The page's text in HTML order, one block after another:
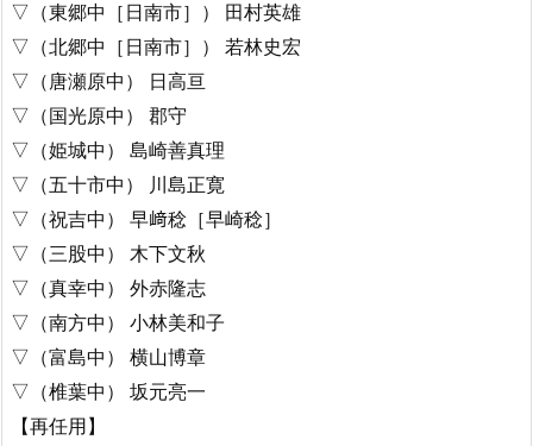
▽（東郷中［日南市］） 田村英雄
▽（北郷中［日南市］） 若林史宏
▽（唐瀬原中） 日高亘
▽（国光原中） 郡守
▽（姫城中） 島崎善真理
▽（五十市中） 川島正寛
▽（祝吉中） 早﨑稔［早崎稔］
▽（三股中） 木下文秋
▽（真幸中） 外赤隆志
▽（南方中） 小林美和子
▽（富島中） 横山博章
▽（椎葉中） 坂元亮一
【再任用】